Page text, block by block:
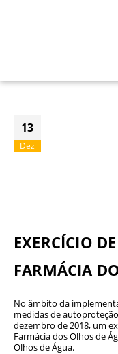
13
Dez
EXERCÍCIO
FARMÁCIA
No âmbito da
medidas de
dezembro de 2018, um
Farmácia dos Olhos de
Olhos de Água.